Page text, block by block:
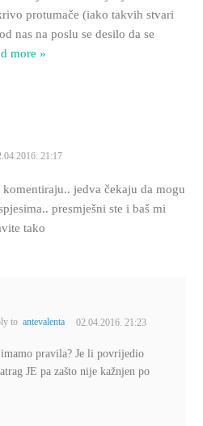
protumače (iako takvih stvari
nas na poslu se desilo da se
more »
21:17
jedva čekaju da mogu
presmješni ste i baš mi
tako
toantevalenta 02.04.2016. 21:23
pravila? Je li povrijedio
JE pa zašto nije kažnjen po